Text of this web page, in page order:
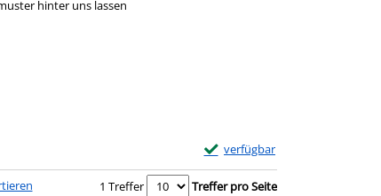
hinter uns lassen
verfügbar
Exemplar-Details von Trauma
1 Treffer
Treffer pro Seite